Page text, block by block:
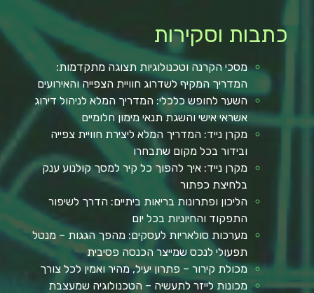
כתבות וסקירות
מסכי הקרנה וטכנולוגיות תצוגה מתקדמות:
המדריך המקיף לשדרוג חוויית הצפייה והאירועים
השער לחופש כלכלי: המדריך המלא לניהול דירוג
אשראי אישי והשגת תנאי מימון חלומיים
מקרן נייד: המדריך המלא ליצירת חוויית צפייה
ובידור בכל מקום שתבחרו
מקרן נייד: איך להפוך כל קיר למסך קולנוע ענק
בלחיצת כפתור
הליכון ופתרונות בריאות ביתיים: הדרך לשיפור
התפקוד והחיוניות בכל יום
מערכות סולאריות לעסקים: מהפך הגגות – מנטל
תפעולי לנכס שמייצר הכנסה פסיבית
מכולת קירור – פתרון יעיל, מהיר ואמין לכל צורך
מכונות לייזר לתעשיה – הטכנולוגיה שמעצבת